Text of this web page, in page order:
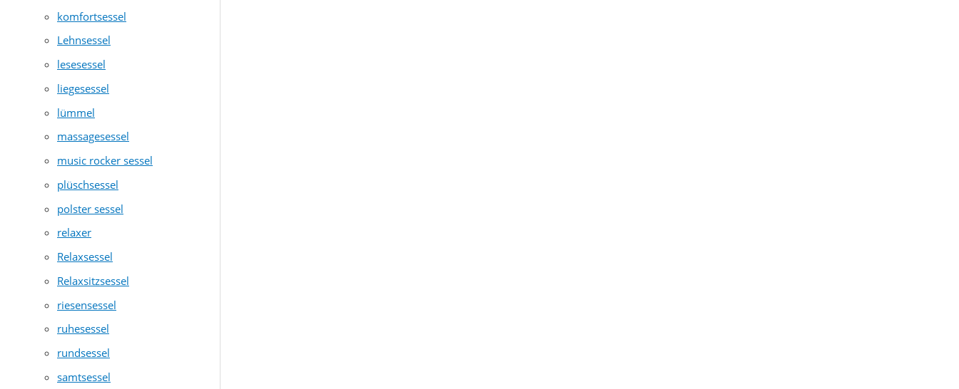
komfortsessel
Lehnsessel
lesesessel
liegesessel
lümmel
massagesessel
music rocker sessel
plüschsessel
polster sessel
relaxer
Relaxsessel
Relaxsitzsessel
riesensessel
ruhesessel
rundsessel
samtsessel